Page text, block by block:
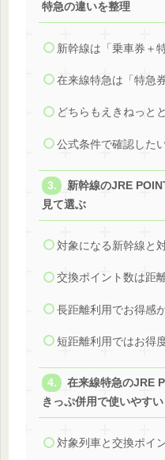
特急の違いを整理
新幹線は「乗車券＋
在来線特急は「特急
どちらもえきねっと
公式条件で確認した
新幹線のJRE
見て選ぶ
対象になる新幹線と
交換ポイント数は距
長距離利用でお得感
短距離利用ではお得
在来線特急のJRE
きっぷ併用で使いやすい
対象列車と交換ポイ